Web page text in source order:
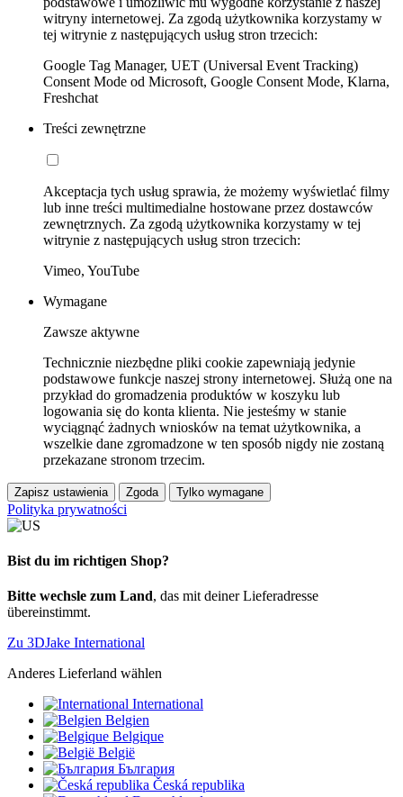
witryny internetowej. Za zgodą użytkownika korzystamy w
tej witrynie z następujących usług stron trzecich:
Google Tag Manager, UET (Universal Event Tracking)
Consent Mode od Microsoft, Google Consent Mode, Klarna,
Freshchat
Treści zewnętrzne
Akceptacja tych usług sprawia, że możemy wyświetlać filmy
lub inne treści multimedialne hostowane przez dostawców
zewnętrznych. Za zgodą użytkownika korzystamy w tej
witrynie z następujących usług stron trzecich:
Vimeo, YouTube
Wymagane
Zawsze aktywne
Technicznie niezbędne pliki cookie zapewniają jedynie
podstawowe funkcje naszej strony internetowej. Służą one na
przykład do gromadzenia produktów w koszyku lub
logowania się do konta klienta. Nie jesteśmy w stanie
wyciągnąć żadnych wniosków na temat użytkownika, a
wszelkie dane zgromadzone w ten sposób nigdy nie zostaną
przekazane stronom trzecim.
Zapisz ustawienia Zgoda Tylko wymagane
Polityka prywatności
Bist du im richtigen Shop?
Bitte wechsle zum Land, das mit deiner Lieferadresse
übereinstimmt.
Zu 3DJake International
Anderes Lieferland wählen
International
Belgien
Belgique
België
България
Česká republika